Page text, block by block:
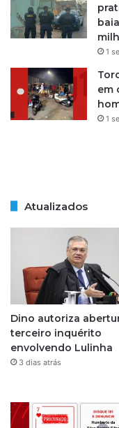
1
em
1
Atualizados
Dino autoriza
terceiro inquérito
envolvendo Lulinha
3 dias atrás